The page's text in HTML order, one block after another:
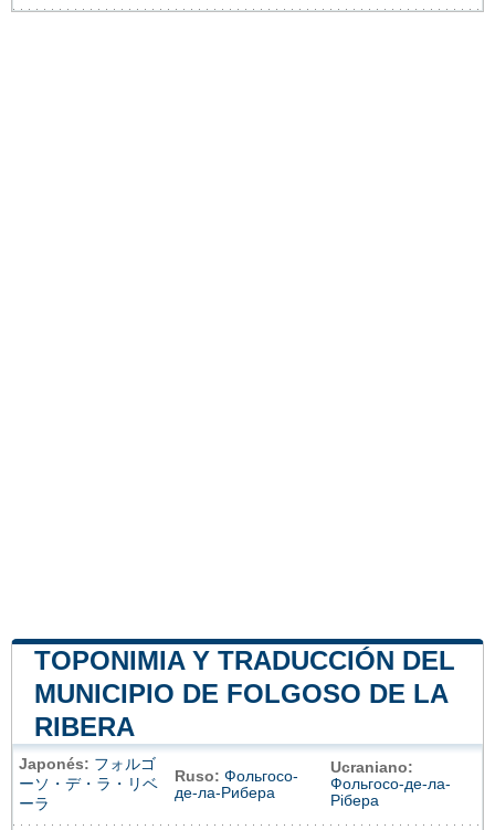
TOPONIMIA Y TRADUCCIÓN DEL
MUNICIPIO DE FOLGOSO DE LA
RIBERA
Japonés: フォルゴ
ーソ・デ・ラ・リベ
ーラ
Ruso: Фольгосо-
де-ла-Рибера
Ucraniano:
Фольгосо-де-ла-
Рібера